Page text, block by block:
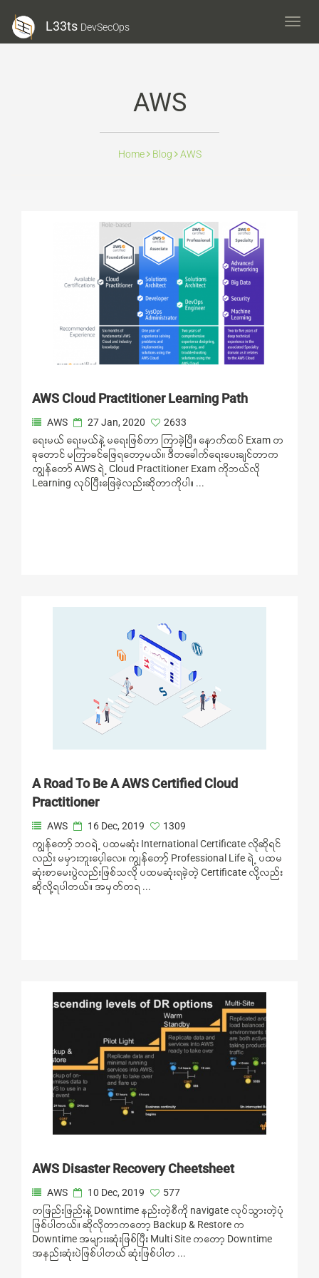
L33ts
L33ts DevSecOps
AWS
Home Blog AWS
AWS Cloud Practitioner Learning Path
AWS 27 Jan, 2020
2633
ရေးမယ် ရေးမယ်နဲ့ မရေးဖြစ်တာ ကြာခဲ့ပြီ။ နောက်ထပ် Exam တ
ခုတောင် မကြာခင်ဖြေရတော့မယ်။ ဒီတခေါက်ရေးပေးချင်တာက
ကျွန်တော် AWS ရဲ့ Cloud Practitioner Exam ကိုဘယ်လို
Learning လုပ်ပြီးဖြေခဲ့လည်းဆိုတာကိုပါ။ ...
A Road To Be A AWS Certified Cloud
Practitioner
AWS 16 Dec, 2019
1309
ကျွန်တော့် ဘဝရဲ့ ပထမဆုံး International Certificate လိုဆိုရင်
လည်း မမှားဘူးပေ့ါလေ။ ကျွန်တော့် Professional Life ရဲ့ ပထမ
ဆုံးစာမေးပွဲလည်းဖြစ်သလို ပထမဆုံးရခဲ့တဲ့ Certificate လို့လည်း
ဆိုလို့ရပါတယ်။ အမှတ်တရ ...
AWS Disaster Recovery Cheetsheet
AWS 10 Dec, 2019
577
တဖြည်းဖြည်းနဲ့ Downtime နည်းတဲ့စီကို navigate လုပ်သွားတဲ့ပုံ
ဖြစ်ပါတယ်။ ဆိုလိုတာကတော့ Backup & Restore က
Downtime အများးဆုံးဖြစ်ပြီး Multi Site ကတော့ Downtime
အနည်းဆုံးပဲဖြစ်ပါတယ် ဆုံးဖြစ်ပါတ ...